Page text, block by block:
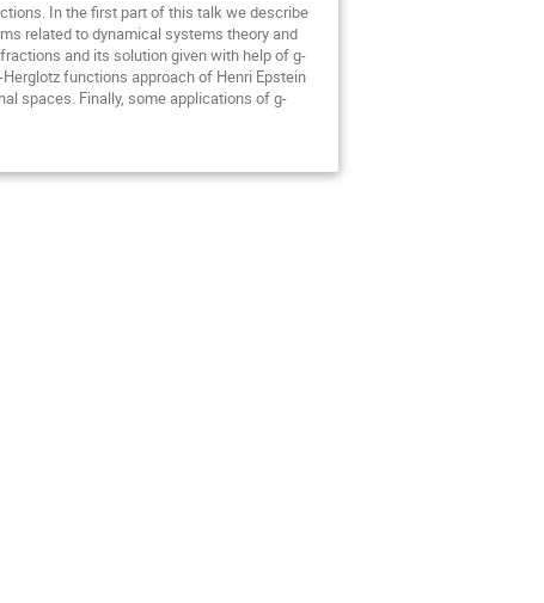
In the first part of this talk we describe
related to dynamical systems theory and
and its solution given with help of g-
functions approach of Henri Epstein
spaces. Finally, some applications of g-